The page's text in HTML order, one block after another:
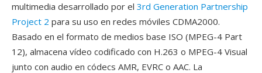
multimedia desarrollado por el 3rd Generation Partnership
Project 2 para su uso en redes móviles CDMA2000.
Basado en el formato de medios base ISO (MPEG-4 Part
12), almacena vídeo codificado con H.263 o MPEG-4 Visual
junto con audio en códecs AMR, EVRC o AAC. La